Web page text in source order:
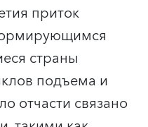
приток
страны
подъема и
отчасти связано